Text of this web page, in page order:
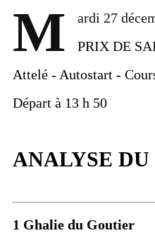
M
ardi 27
PRIX DE
Attelé - Autostart -
Départ à 13 h 50
ANALYSE
1 Ghalie du Goutier